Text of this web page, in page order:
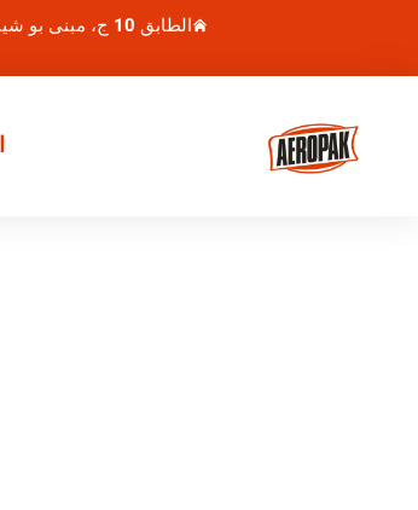
الطابق 10 ج، مبنى بو شينغ، طريق تشينغ شوي هو 1، منطقة لوهو، شنتشن، الصين